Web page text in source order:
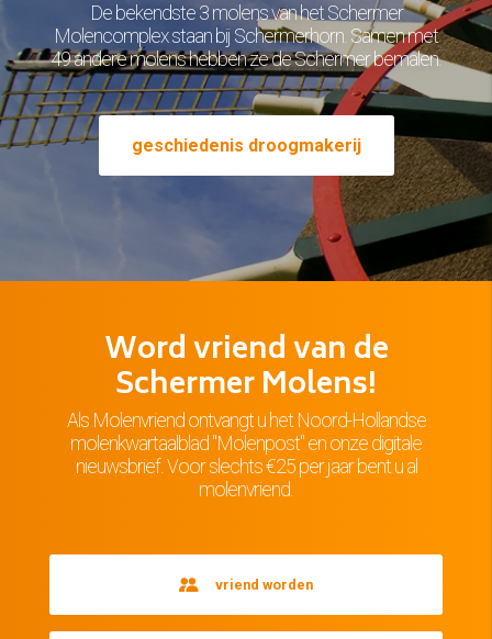
De bekendste 3 molens van het Schermer
Molencomplex staan bij Schermerhorn. Samen met
49 andere molens hebben ze de Schermer bemalen.
geschiedenis droogmakerij
Word vriend van de
Schermer Molens!
Als Molenvriend ontvangt u het Noord-Hollandse
molenkwartaalblad "Molenpost" en onze digitale
nieuwsbrief. Voor slechts €25 per jaar bent u al
molenvriend.
vriend worden